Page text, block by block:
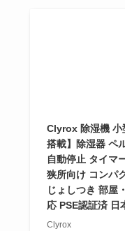
Clyrox 除湿機 小
搭載】除湿器 ペ
自動停止 タイマ
狭所向け コンパ
じょしつき 部屋
応 PSE認証済 日
Clyrox